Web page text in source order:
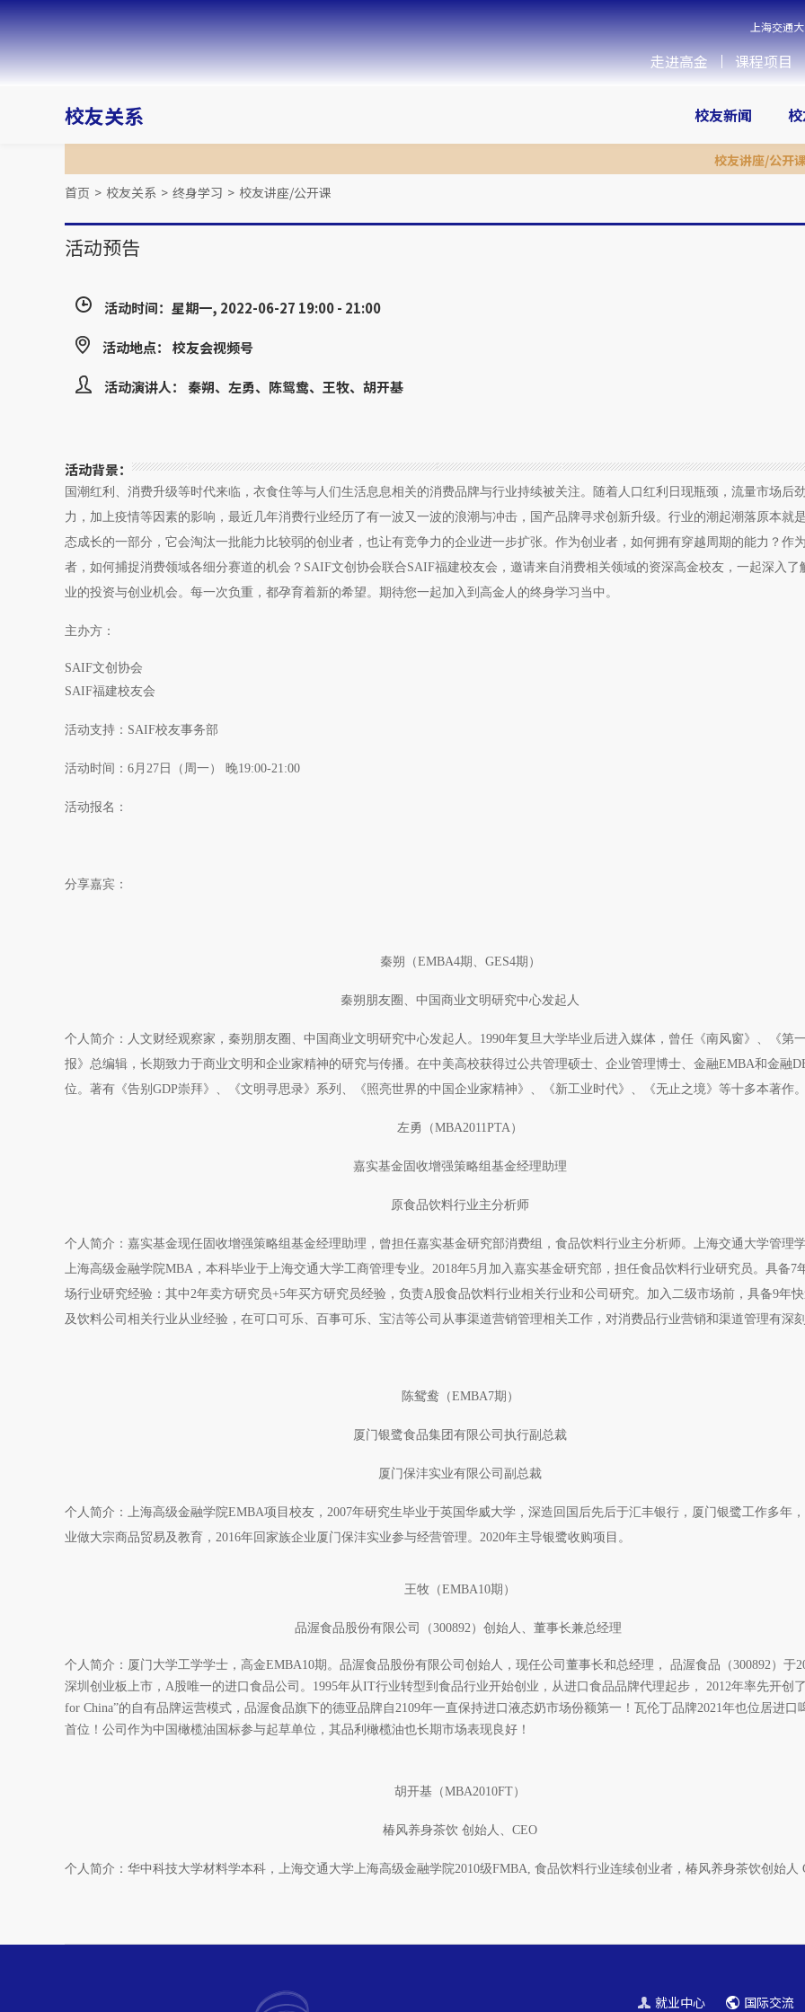
上海交通
走进高金 课程项目
校友关系 校友新闻
校友讲座/公开
首页 > 校友关系 > 终身学习 > 校友讲座/公开课
活动预告
线上分享 | 潮起潮落，食品饮料行业如何穿越周期
活动时间：星期一, 2022-06-27 19:00 - 21:00
活动地点： 校友会视频号
活动演讲人： 秦朔、左勇、陈鸳鸯、王牧、胡开基
活动背景：
国潮红利、消费升级等时代来临，衣食住等与人们生活息息相关的消费品牌与行业持续被关注。随着人口红利日现瓶颈，流量市场后
力，加上疫情等因素的影响，最近几年消费行业经历了有一波又一波的浪潮与冲击，国产品牌寻求创新升级。行业的潮起潮落原本就
态成长的一部分，它会淘汰一批能力比较弱的创业者，也让有竞争力的企业进一步扩张。作为创业者，如何拥有穿越周期的能力？作
者，如何捕捉消费领域各细分赛道的机会？SAIF文创协会联合SAIF福建校友会，邀请来自消费相关领域的资深高金校友，一起深入了
业的投资与创业机会。每一次负重，都孕育着新的希望。期待您一起加入到高金人的终身学习当中。
主办方：
SAIF文创协会
SAIF福建校友会
活动支持：SAIF校友事务部
活动时间：6月27日（周一） 晚19:00-21:00
活动报名：
分享嘉宾 ：
秦朔（EMBA4期、GES4期）
秦朔朋友圈、中国商业文明研究中心发起人
个人简介：人文财经观察家，秦朔朋友圈、中国商业文明研究中心发起人。1990年复旦大学毕业后进入媒体，曾任《南风窗》、《第
报》总编辑，长期致力于商业文明和企业家精神的研究与传播。在中美高校获得过公共管理硕士、企业管理博士、金融EMBA和金融
位。著有《告别GDP崇拜》、《文明寻思录》系列、《照亮世界的中国企业家精神》、《新工业时代》、《无止之境》等十多本著作。
左勇（MBA2011PTA）
嘉实基金固收增强策略组基金经理助理
原食品饮料行业主分析师
个人简介：嘉实基金现任固收增强策略组基金经理助理，曾担任嘉实基金研究部消费组，食品饮料行业主分析师。上海交通大学管理学
上海高级金融学院MBA，本科毕业于上海交通大学工商管理专业。2018年5月加入嘉实基金研究部，担任食品饮料行业研究员。具备7
场行业研究经验：其中2年卖方研究员+5年买方研究员经验，负责A股食品饮料行业相关行业和公司研究。加入二级市场前，具备9年
及饮料公司相关行业从业经验，在可口可乐、百事可乐、宝洁等公司从事渠道营销管理相关工作，对消费品行业营销和渠道管理有深刻
陈鸳鸯（EMBA7期）
厦门银鹭食品集团有限公司执行副总裁
厦门保沣实业有限公司副总裁
个人简介：上海高级金融学院EMBA项目校友，2007年研究生毕业于英国华威大学，深造回国后先后于汇丰银行，厦门银鹭工作多年，
业做大宗商品贸易及教育，2016年回家族企业厦门保沣实业参与经营管理。2020年主导银鹭收购项目。
王牧（EMBA10期）
品渥食品股份有限公司（300892） 创始人、董事长兼总经理
个人简介：厦门大学工学学士，高金EMBA10期。品渥食品股份有限公司创始人，现任公司董事长和总经理， 品渥食品（300892）于
深圳创业板上市，A股唯一的进口食品公司。1995年从IT行业转型到食品行业开始创业，从进口食品品牌代理起步， 2012年率先开创了
for China”的自有品牌运营模式，品渥食品旗下的德亚品牌自2109年一直保持进口液态奶市场份额第一！瓦伦丁品牌2021年也位居进口
首位！公司作为中国橄榄油国标参与起草单位，其品利橄榄油也长期市场表现良好！
胡开基（MBA2010FT）
椿风养身茶饮 创始人、CEO
个人简介：华中科技大学材料学本科，上海交通大学上海高级金融学院2010级FMBA, 食品饮料行业连续创业者，椿风养身茶饮创始人
就业中心 国际交流